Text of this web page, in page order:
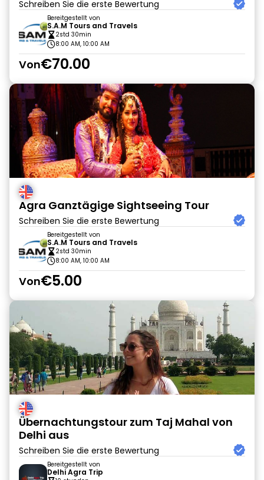
Schreiben Sie die erste Bewertung
Bereitgestellt von
S.A.M Tours and Travels
2std 30min
8:00 AM, 10:00 AM
Von€70.00
Agra Ganztägige Sightseeing Tour
Schreiben Sie die erste Bewertung
Bereitgestellt von
S.A.M Tours and Travels
2std 30min
8:00 AM, 10:00 AM
Von€5.00
Übernachtungstour zum Taj Mahal von
Delhi aus
Schreiben Sie die erste Bewertung
Bereitgestellt von
Delhi Agra Trip